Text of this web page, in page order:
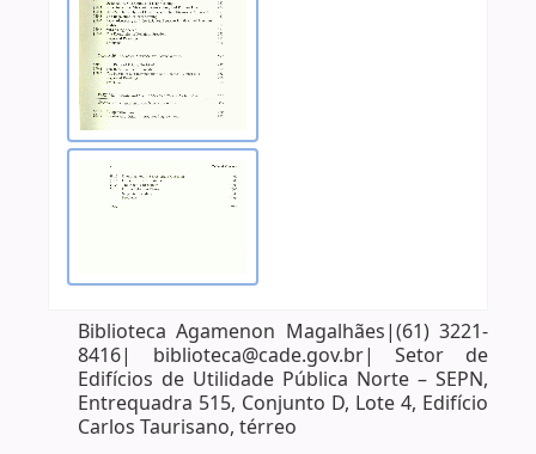
Biblioteca Agamenon Magalhães|(61) 3221-
8416| biblioteca@cade.gov.br| Setor de
Edifícios de Utilidade Pública Norte – SEPN,
Entrequadra 515, Conjunto D, Lote 4, Edifício
Carlos Taurisano, térreo